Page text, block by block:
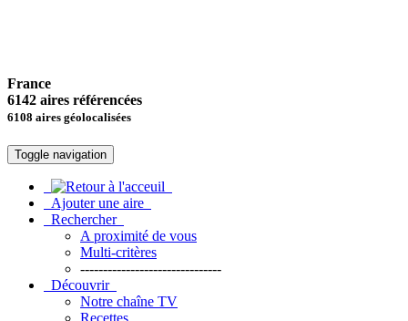
France
6142 aires référencées
6108 aires géolocalisées
Toggle navigation
Ajouter une aire
Rechercher
A proximité de vous
Multi-critères
-------------------------------
Découvrir
Notre chaîne TV
Recettes